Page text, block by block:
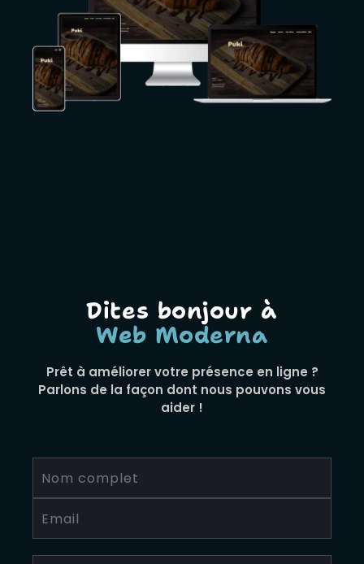
Dites bonjour à
Web Moderna
Prêt à améliorer votre présence en ligne ?
Parlons de la façon dont nous pouvons vous
aider !